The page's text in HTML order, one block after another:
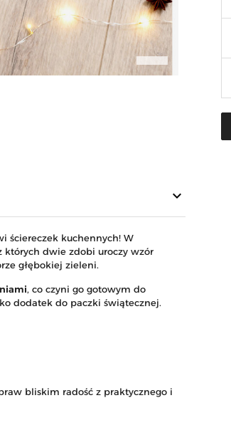
keyboard_arrow_down
ściereczek kuchennych! W
których dwie zdobi uroczy wzór
głębokiej zieleni.
, co czyni go gotowym do
dodatek do paczki świątecznej.
bliskim radość z praktycznego i